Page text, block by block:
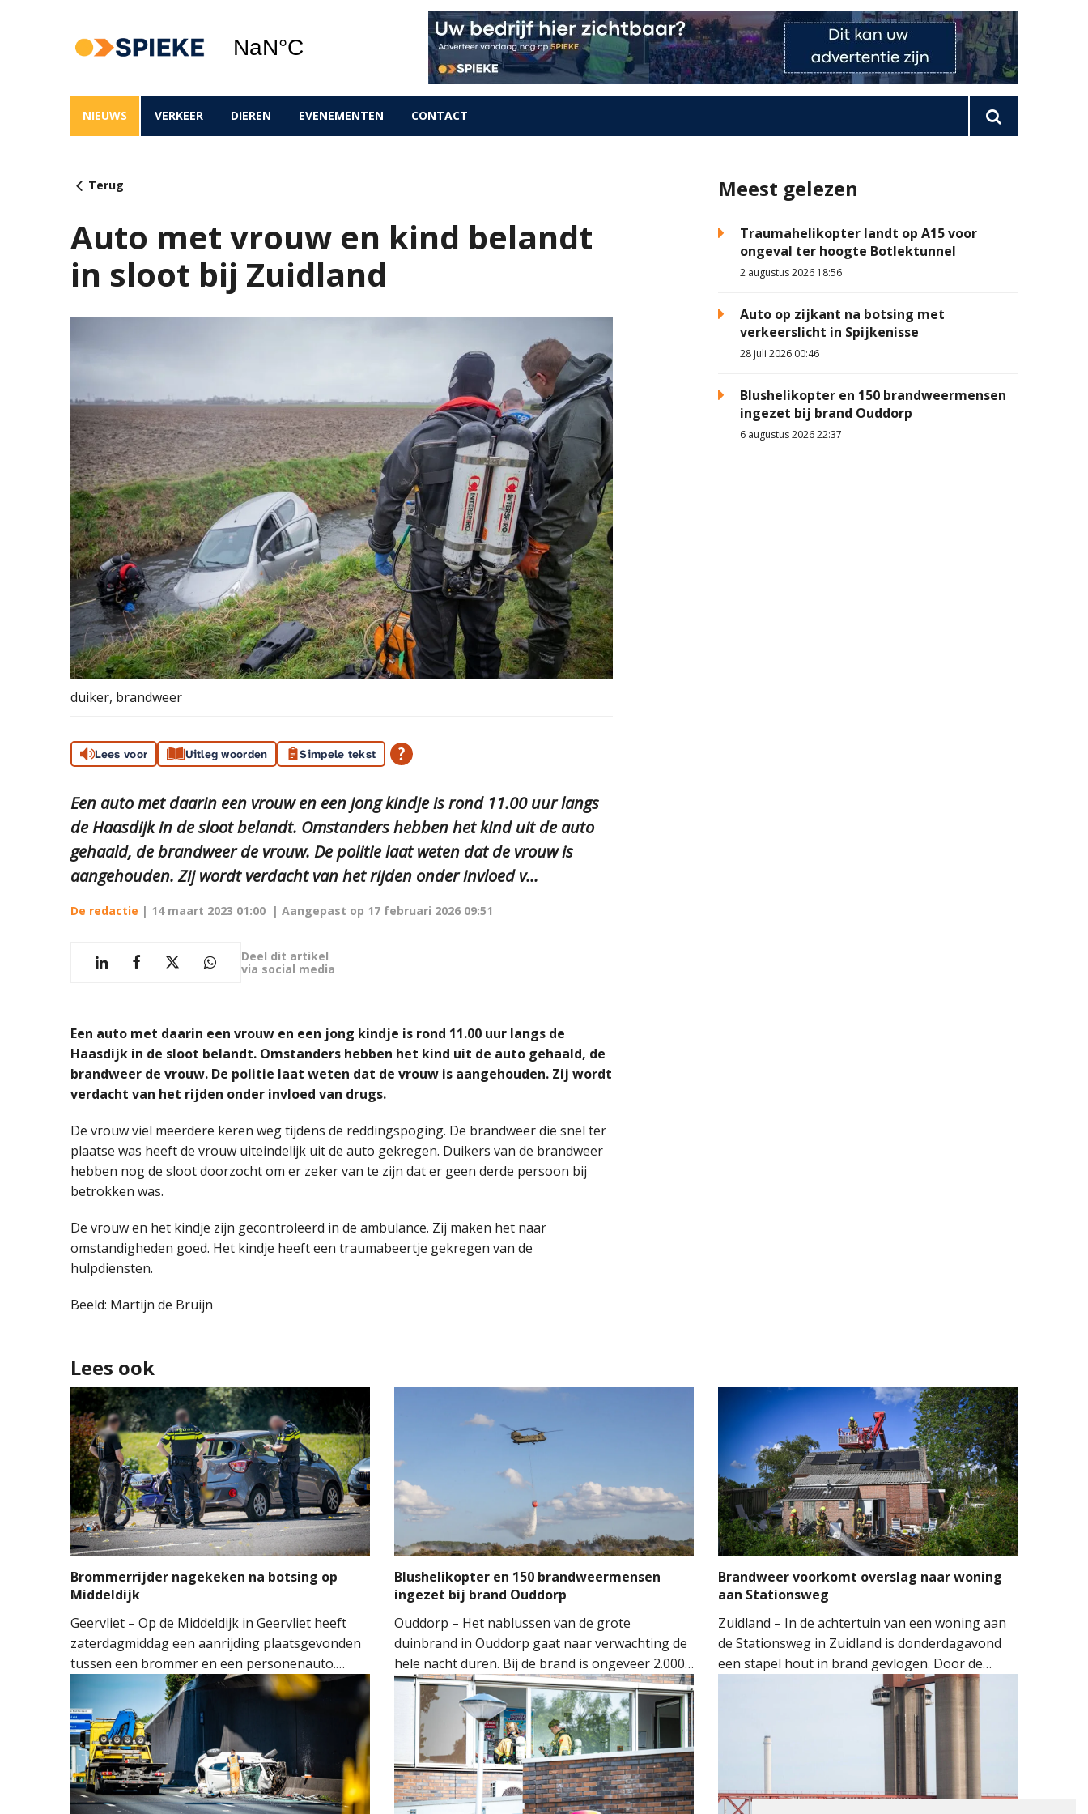
NIEUWS VERKEER DIEREN EVENEMENTEN CONTACT
Terug
Auto met vrouw en kind belandt
in sloot bij Zuidland
duiker, brandweer
Lees voor Uitleg woorden Simpele tekst
Een auto met daarin een vrouw en een jong kindje is rond 11.00 uur langs
de Haasdijk in de sloot belandt. Omstanders hebben het kind uit de auto
gehaald, de brandweer de vrouw. De politie laat weten dat de vrouw is
aangehouden. Zij wordt verdacht van het rijden onder invloed v...
De redactie | 14 maart 2023 01:00 | Aangepast op 17 februari 2026 09:51
Deel dit artikel
via social media
Een auto met daarin een vrouw en een jong kindje is rond 11.00 uur langs de
Haasdijk in de sloot belandt. Omstanders hebben het kind uit de auto gehaald, de
brandweer de vrouw. De politie laat weten dat de vrouw is aangehouden. Zij wordt
verdacht van het rijden onder invloed van drugs.
De vrouw viel meerdere keren weg tijdens de reddingspoging. De brandweer die snel ter
plaatse was heeft de vrouw uiteindelijk uit de auto gekregen. Duikers van de brandweer
hebben nog de sloot doorzocht om er zeker van te zijn dat er geen derde persoon bij
betrokken was.
De vrouw en het kindje zijn gecontroleerd in de ambulance. Zij maken het naar
omstandigheden goed. Het kindje heeft een traumabeertje gekregen van de
hulpdiensten.
Beeld: Martijn de Bruijn
Meest gelezen
Traumahelikopter landt op A15 voor
ongeval ter hoogte Botlektunnel
2 augustus 2026 18:56
Auto op zijkant na botsing met
verkeerslicht in Spijkenisse
28 juli 2026 00:46
Blushelikopter en 150 brandweermensen
ingezet bij brand Ouddorp
6 augustus 2026 22:37
Lees ook
Brommerrijder nagekeken na botsing op
Middeldijk
Geervliet – Op de Middeldijk in Geervliet heeft
zaterdagmiddag een aanrijding plaatsgevonden
tussen een brommer en een personenauto.
Door nog onbekende oorzaak reed de
bestuurder van de brommer achterop de auto.
De klap was dusdanig hard dat de achterruit van
de auto sprong.
Blushelikopter en 150 brandweermensen
ingezet bij brand Ouddorp
Ouddorp – Het nablussen van de grote
duinbrand in Ouddorp gaat naar verwachting de
hele nacht duren. Bij de brand is ongeveer 2.000
vierkante meter natuur verloren gegaan. De
brand ontstond rond 14.00 uur, waarna de
brandweer groots opschaalde. Tientallen
brandweervoertuigen en ongeveer 150
brandweermensen werden ingezet om het vuur
onder controle te krijgen.
Brandweer voorkomt overslag naar woning
aan Stationsweg
Zuidland – In de achtertuin van een woning aan
de Stationsweg in Zuidland is donderdagavond
een stapel hout in brand gevlogen. Door de
snelle inzet van de brandweer kon worden
voorkomen dat het vuur oversloeg naar de